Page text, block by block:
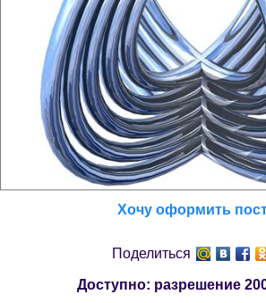
Хочу оформить
Поделиться
Доступно: разрешение